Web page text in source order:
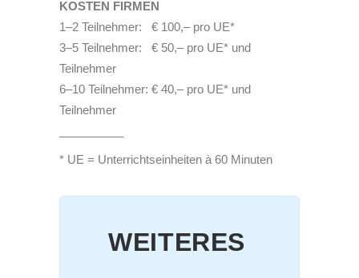
KOSTEN FIRMEN
1–2 Teilnehmer: € 100,– pro UE*
3–5 Teilnehmer: € 50,– pro UE* und
Teilnehmer
6–10 Teilnehmer: € 40,– pro UE* und
Teilnehmer
* UE = Unterrichtseinheiten à 60 Minuten
WEITERES